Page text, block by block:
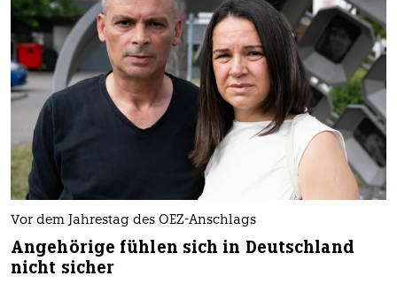
Vor dem Jahrestag des OEZ-Anschlags
Angehörige fühlen sich in Deutschland
nicht sicher